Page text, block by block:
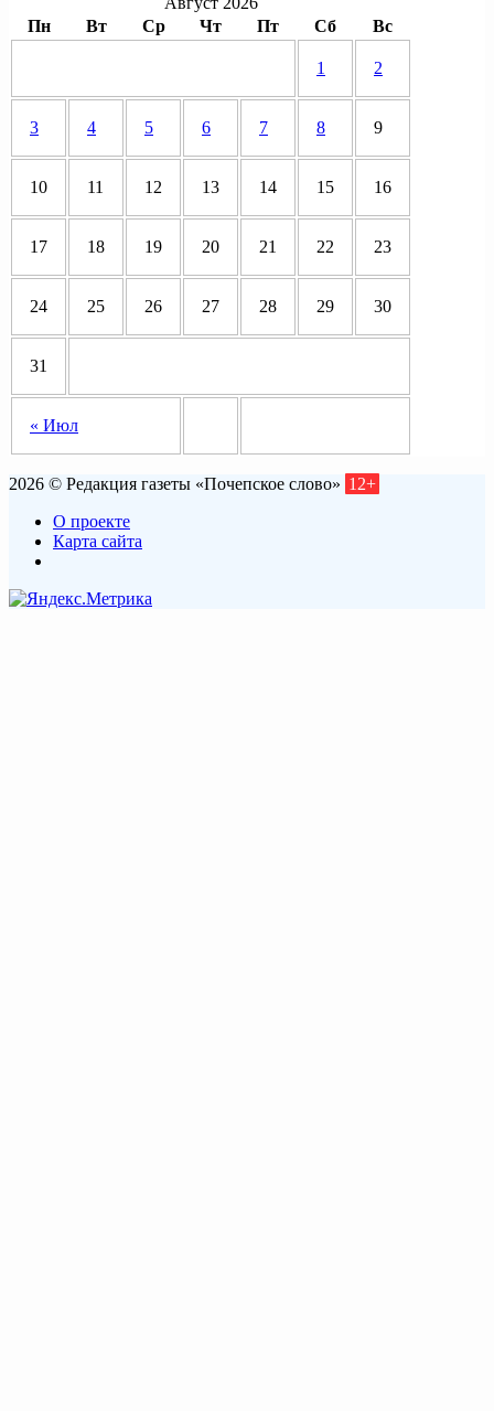
Пн
Вт Ср Чт Пт Сб Вс
« Июл
1 2
3 4 5 6 7 8 9
10 11 12 13 14 15 16
17 18 19 20 21 22 23
24 25 26 27 28 29 30
31
2026 © Редакция газеты «Почепское слово» 12+
О проекте
Карта сайта